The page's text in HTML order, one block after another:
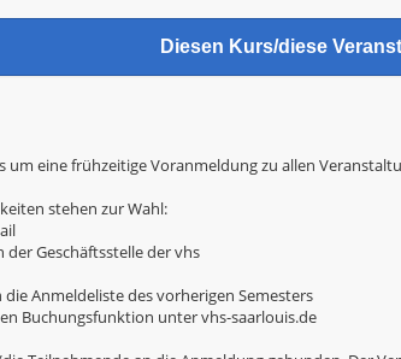
eine frühzeitige Voranmeldung zu allen
stehen zur Wahl:
der Geschäftsstelle der vhs
Anmeldeliste des vorherigen Semesters
Buchungsfunktion unter vhs-saarlouis.de